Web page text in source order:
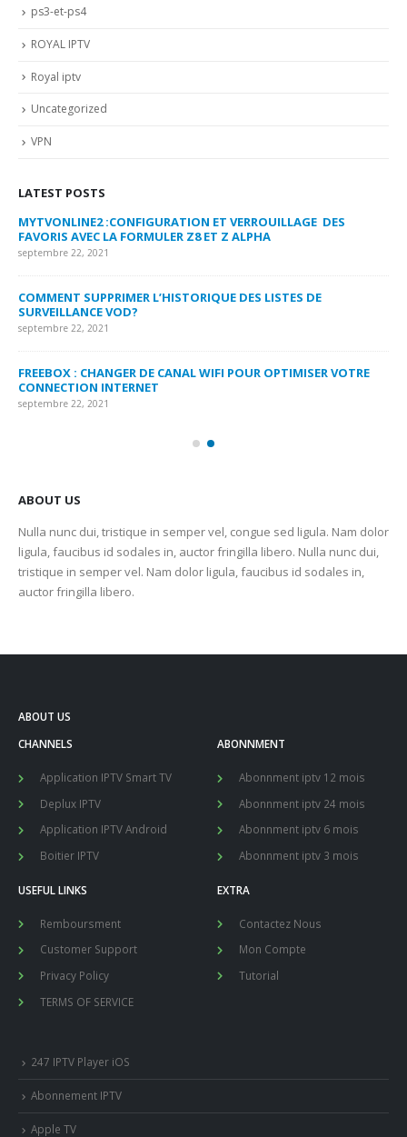
ps3-et-ps4
ROYAL IPTV
Royal iptv
Uncategorized
VPN
LATEST POSTS
MYTVONLINE2 :CONFIGURATION ET VERROUILLAGE DES
FAVORIS AVEC LA FORMULER Z8 ET Z ALPHA
septembre 22, 2021
COMMENT SUPPRIMER L’HISTORIQUE DES LISTES DE
SURVEILLANCE VOD?
septembre 22, 2021
FREEBOX : CHANGER DE CANAL WIFI POUR OPTIMISER VOTRE
CONNECTION INTERNET
septembre 22, 2021
ABOUT US
Nulla nunc dui, tristique in semper vel, congue sed ligula. Nam dolor
ligula, faucibus id sodales in, auctor fringilla libero. Nulla nunc dui,
tristique in semper vel. Nam dolor ligula, faucibus id sodales in,
auctor fringilla libero.
ABOUT US
CHANNELS
Application IPTV Smart TV
Deplux IPTV
Application IPTV Android
Boitier IPTV
ABONNMENT
Abonnment iptv 12 mois
Abonnment iptv 24 mois
Abonnment iptv 6 mois
Abonnment iptv 3 mois
USEFUL LINKS
Remboursment
Customer Support
Privacy Policy
TERMS OF SERVICE
EXTRA
Contactez Nous
Mon Compte
Tutorial
247 IPTV Player iOS
Abonnement IPTV
Apple TV